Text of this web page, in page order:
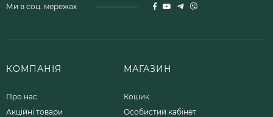
Ми в соц. мережах
КОМПАНІЯ
Про нас
Акційні товари
МАГАЗИН
Кошик
Особистий кабінет